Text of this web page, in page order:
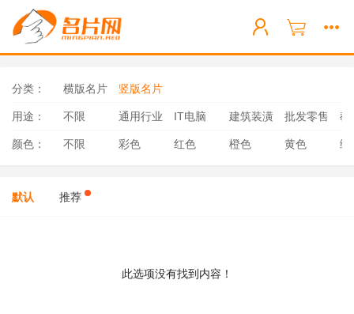
分类： 横版名片 竖版名片
用途： 不限 通用行业 IT电脑 建筑装潢 批发零售 教
颜色： 不限 彩色 红色 橙色 黄色 绿
默认 推荐
此选项没有找到内容！